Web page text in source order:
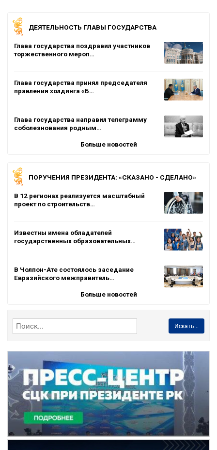
ДЕЯТЕЛЬНОСТЬ ГЛАВЫ ГОСУДАРСТВА
Глава государства поздравил участников
торжественного мероп…
Глава государства принял председателя
правления холдинга «Б…
Глава государства направил телеграмму
соболезнования родным…
Больше новостей
ПОРУЧЕНИЯ ПРЕЗИДЕНТА: «СКАЗАНО - СДЕЛАНО»
В 12 регионах реализуется масштабный
проект по строительств…
Известны имена обладателей
государственных образовательных…
В Чолпон-Ате состоялось заседание
Евразийского межправитель…
Больше новостей
Искать...